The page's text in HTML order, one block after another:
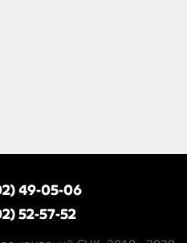
49-05-06
52-57-52